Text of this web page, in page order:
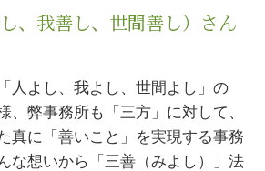
、我善し、世間善し）さん
人よし、我よし、世間よし」の
、弊事務所も「三方」に対して、
真に「善いこと」を実現する事務
な想いから「三善（みよし）」法